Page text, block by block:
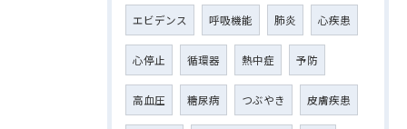
エビデンス 呼吸機能 肺炎 心疾患
心停止 循環器 熱中症 予防
高血圧 糖尿病 つぶやき 皮膚疾患